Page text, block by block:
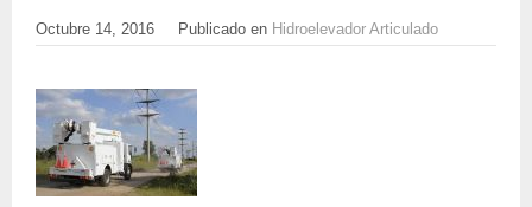
Octubre 14, 2016 Publicado en Hidroelevador Articulado